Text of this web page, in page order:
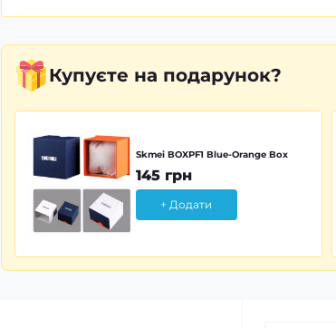
Купуєте на подарунок?
Skmei BOXPF1 Blue-Orange Box
145 грн
+ Додати